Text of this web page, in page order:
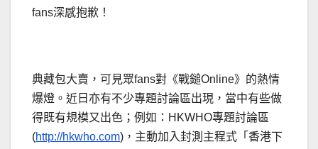
fans深感抱歉！
典藏包大賣，可見眾fans對《戰鎚Online》的熱情
爆燈。近日亦有不少專題討論區出現，當中有些做
得既有規模又出色；例如：HKWHO專題討論區
(http://hkwho.com)，主動加入封測主程式「香港下